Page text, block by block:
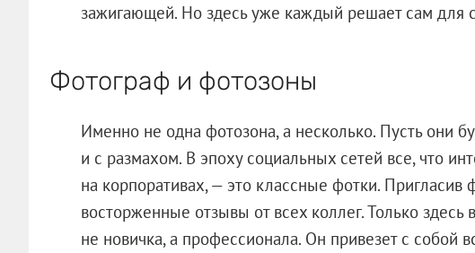
зажигающей. Но здесь уже каждый решает сам для
Фотограф и фотозоны
Именно не одна фотозона, а несколько. Пусть они
и с размахом. В эпоху социальных сетей все, что
на корпоративах, — это классные фотки. Пригласив
восторженные отзывы от всех коллег. Только здесь
не новичка, а профессионала. Он привезет с собой